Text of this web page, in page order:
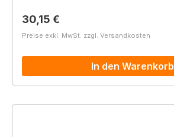
Regulärer Preis:
30,15 €
Preise exkl. MwSt. zzgl. Versandkosten
In den Warenkorb